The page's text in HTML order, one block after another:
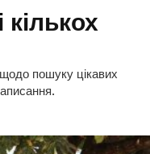
кількох
пошуку цікавих